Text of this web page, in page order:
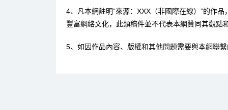
4、凡本網註明“來源：XXX（非國際在線）”的作
豐富網絡文化，此類稿件並不代表本網贊同其觀點
5、如因作品內容、版權和其他問題需要與本網聯